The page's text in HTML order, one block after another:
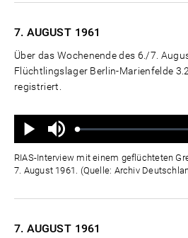
7. AUGUST 1961
Über das Wochenende des 6./7.
Flüchtlingslager Berlin-Marienfelde
registriert.
Wiedergabe
Ton
aus
Geladen:
Status:
RIAS-Interview mit einem geflüchteten
7. August 1961. (Quelle: Archiv
7. AUGUST 1961